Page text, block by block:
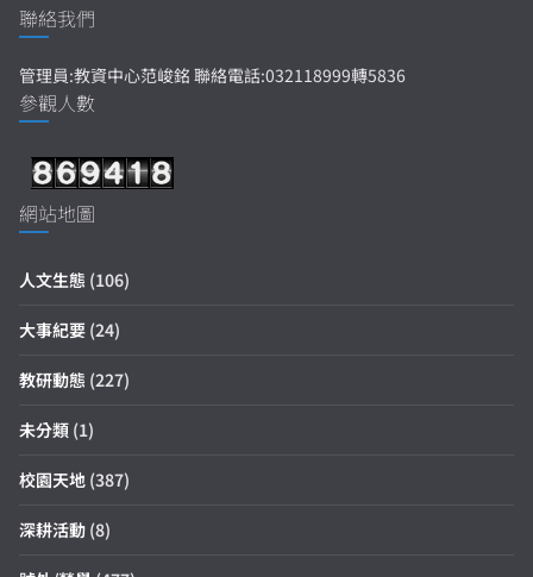
聯絡我們
管理員:教資中心范峻銘 聯絡電話:032118999轉5836
參觀人數
網站地圖
人文生態 (106)
大事紀要 (24)
教研動態 (227)
未分類 (1)
校園天地 (387)
深耕活動 (8)